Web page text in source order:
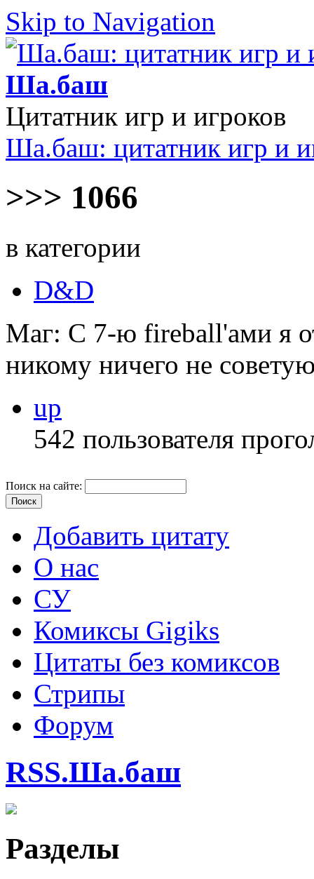
Skip to Navigation
Ша.баш
Цитатник игр и игроков
Ша.баш: цитатник игр и
>>> 1066
в категории
D&D
Маг: С 7-ю fireball'ами я
никому ничего не
up
542 пользователя
Поиск на сайте:
Добавить цитату
О нас
СУ
Комиксы Gigiks
Цитаты без комиксов
Стрипы
Форум
RSS.Ша.баш
Разделы